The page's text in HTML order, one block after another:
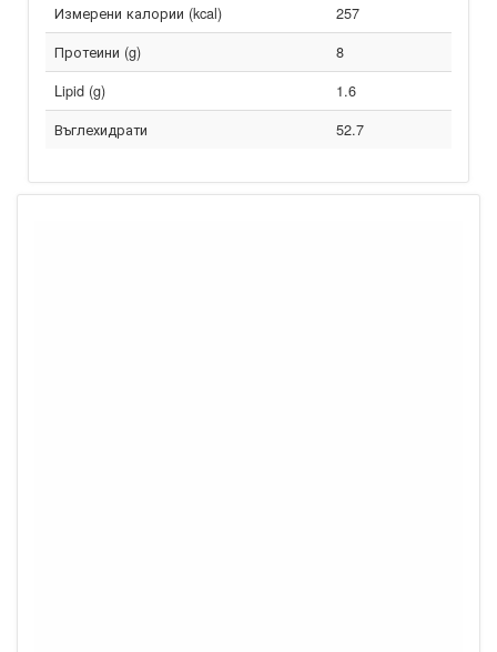
Измерени калории (kcal)
257
Протеини (g)
8
Lipid (g)
1.6
Въглехидрати
52.7